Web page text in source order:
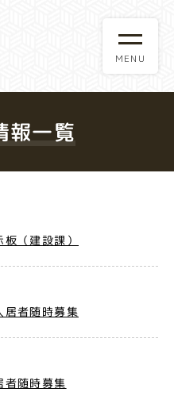
報一覧
（建設課）
居者随時募集
者随時募集